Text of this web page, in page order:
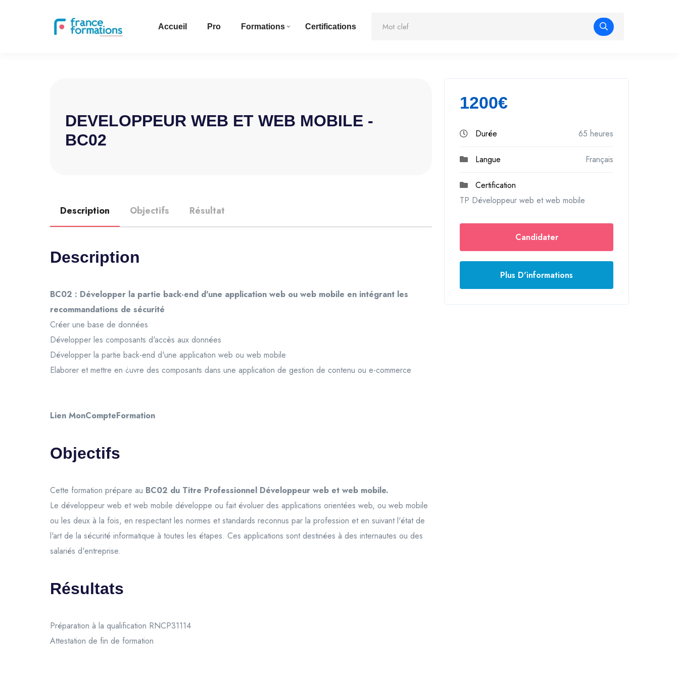
Accueil Pro Formations Certifications
DEVELOPPEUR WEB ET WEB MOBILE -
BC02
Description Objectifs Résultat
Description
BC02 : Développer la partie back-end d'une application web ou web mobile en intégrant les
recommandations de sécurité
Créer une base de données
Développer les composants d'accès aux données
Développer la partie back-end d'une application web ou web mobile
Elaborer et mettre en ¿uvre des composants dans une application de gestion de contenu ou e-commerce
Lien MonCompteFormation
Objectifs
Cette formation prépare au BC02 du Titre Professionnel Développeur web et web mobile.
Le développeur web et web mobile développe ou fait évoluer des applications orientées web, ou web mobile
ou les deux à la fois, en respectant les normes et standards reconnus par la profession et en suivant l'état de
l'art de la sécurité informatique à toutes les étapes. Ces applications sont destinées à des internautes ou des
salariés d'entreprise.
Résultats
Préparation à la qualification RNCP31114
Attestation de fin de formation
1200€
Durée 65 heures
Langue Français
Certification
TP Développeur web et web mobile
Candidater
Plus D'informations